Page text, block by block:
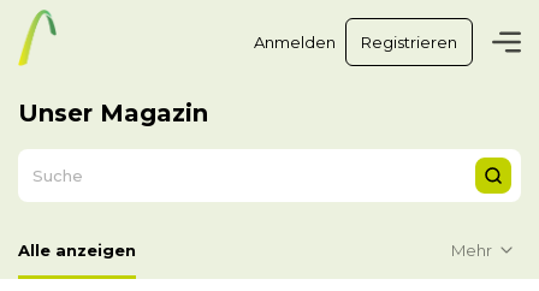
Anmelden Registrieren
Unser Magazin
Alle anzeigen Mehr